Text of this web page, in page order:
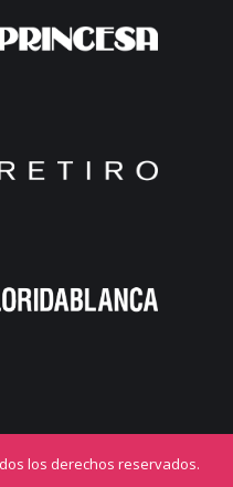
los derechos reservados.